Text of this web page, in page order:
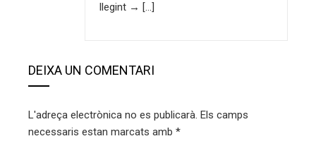
llegint → […]
DEIXA UN COMENTARI
L'adreça electrònica no es publicarà. Els camps
necessaris estan marcats amb *